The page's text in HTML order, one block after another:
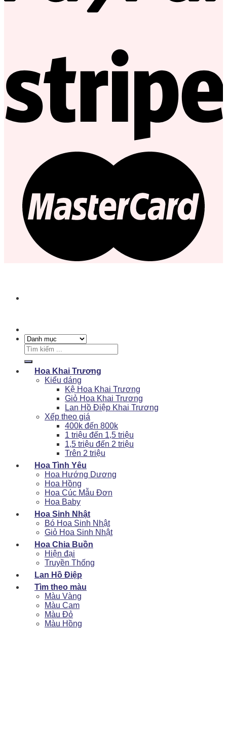
Tìm
kiếm:
Hoa Khai Trương
Kiểu dáng
Kệ Hoa Khai Trương
Giỏ Hoa Khai Trương
Lan Hồ Điệp Khai Trương
Xếp theo giá
400k đến 800k
1 triệu đến 1,5 triệu
1,5 triệu đến 2 triệu
Trên 2 triệu
Hoa Tình Yêu
Hoa Hướng Dương
Hoa Hồng
Hoa Cúc Mẫu Đơn
Hoa Baby
Hoa Sinh Nhật
Bó Hoa Sinh Nhật
Giỏ Hoa Sinh Nhật
Hoa Chia Buồn
Hiện đại
Truyền Thống
Lan Hồ Điệp
Tìm theo màu
Màu Vàng
Màu Cam
Màu Đỏ
Màu Hồng